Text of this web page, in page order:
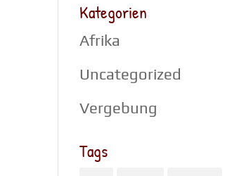
Kategorien
Afrika
Uncategorized
Vergebung
Tags